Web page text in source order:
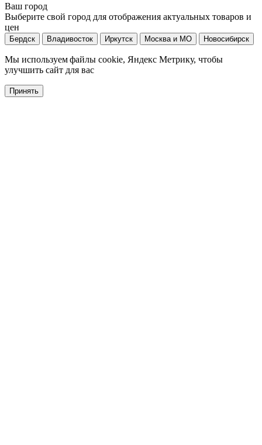
Ваш город
Выберите свой город для отображения актуальных товаров и
цен
Бердск Владивосток Иркутск Москва и МО Новосибирск
Мы используем файлы cookie, Яндекс Метрику, чтобы
улучшить сайт для вас
Принять